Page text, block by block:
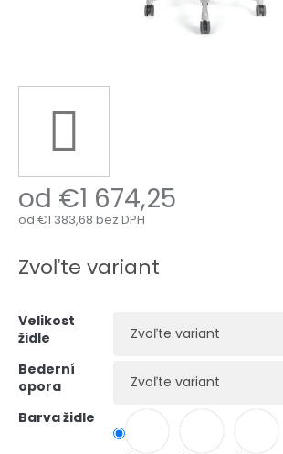
od €1 674,25
od €1 383,68 bez DPH
cena:
Zvoľte variant
Velikost
židle
Bederní
opora
Barva židle